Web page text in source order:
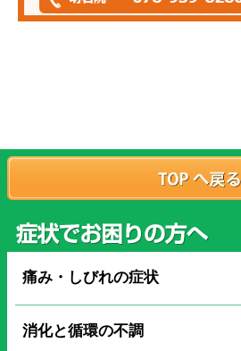
痛み・しびれの症状
消化と循環の不調